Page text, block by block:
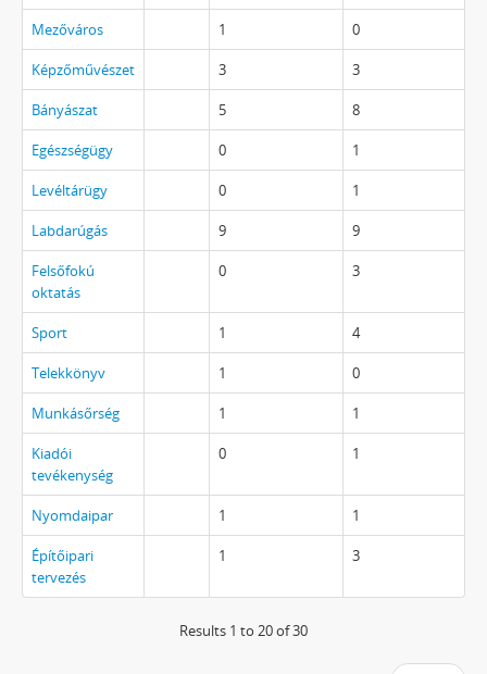
Mezőváros 1 0
Képzőművészet 3 3
Bányászat 5 8
Egészségügy 0 1
Levéltárügy 0 1
Labdarúgás 9 9
Felsőfokú
oktatás
0 3
Sport 1 4
Telekkönyv 1 0
Munkásőrség 1 1
Kiadói
tevékenység
0 1
Nyomdaipar 1 1
Építőipari
tervezés
1 3
Results 1 to 20 of 30